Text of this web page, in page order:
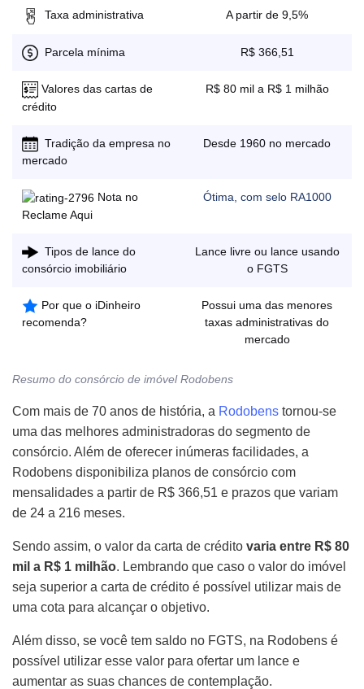
Taxa administrativa A partir de 9,5%
Parcela mínima R$ 366,51
Valores das cartas de
crédito
R$ 80 mil a R$ 1 milhão
Tradição da empresa no
mercado
Desde 1960 no mercado
Nota no
Reclame Aqui
Ótima, com selo RA1000
Tipos de lance do
consórcio imobiliário
Lance livre ou lance usando
o FGTS
Por que o iDinheiro
recomenda?
Possui uma das menores
taxas administrativas do
mercado
Resumo do consórcio de imóvel Rodobens
Com mais de 70 anos de história, a Rodobens tornou-se
uma das melhores administradoras do segmento de
consórcio. Além de oferecer inúmeras facilidades, a
Rodobens disponibiliza planos de consórcio com
mensalidades a partir de R$ 366,51 e prazos que variam
de 24 a 216 meses.
Sendo assim, o valor da carta de crédito varia entre R$ 80
mil a R$ 1 milhão. Lembrando que caso o valor do imóvel
seja superior a carta de crédito é possível utilizar mais de
uma cota para alcançar o objetivo.
Além disso, se você tem saldo no FGTS, na Rodobens é
possível utilizar esse valor para ofertar um lance e
aumentar as suas chances de contemplação.